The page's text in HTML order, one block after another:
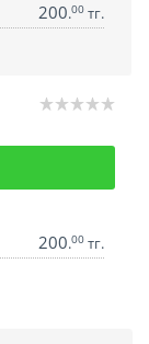
200.00 тг.
200.00 тг.